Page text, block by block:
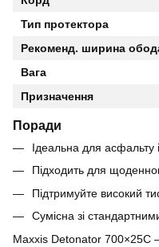
Тип протектора
Рекоменд. ширина
Вага
Призначення
Поради
Ідеальна для асфальту
Підходить для
Підтримуйте високий
Сумісна зі
Maxxis Detonator 700×25C